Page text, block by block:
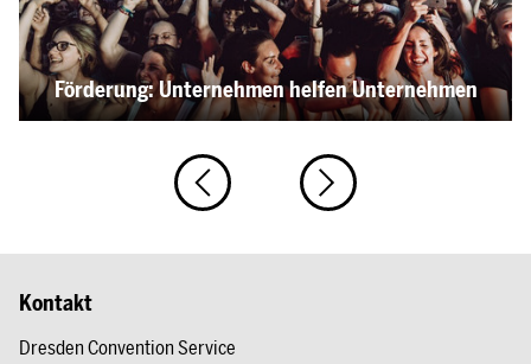
Förderung: Unternehmen helfen Unternehmen
Kontakt
Dresden Convention Service